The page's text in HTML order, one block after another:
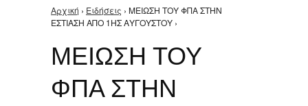
Είστε εδώ
Αρχική › Ειδήσεις › ΜΕΙΩΣΗ ΤΟΥ ΦΠΑ ΣΤΗΝ
ΕΣΤΙΑΣΗ ΑΠΟ 1ΗΣ ΑΥΓΟΥΣΤΟΥ ›
ΜΕΙΩΣΗ ΤΟΥ
ΦΠΑ ΣΤΗΝ